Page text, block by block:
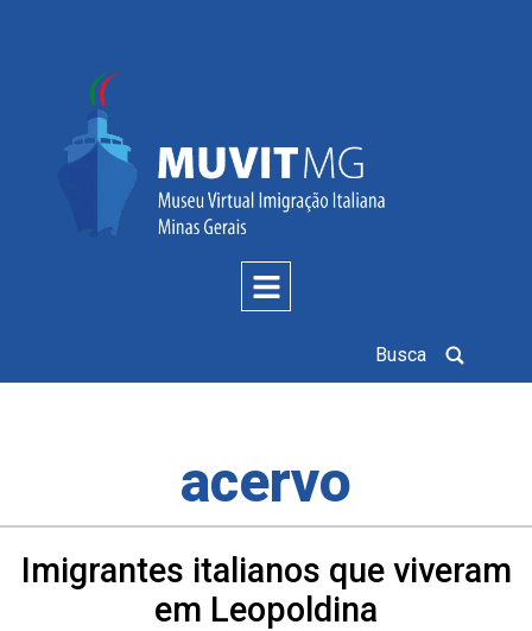
Busca
acervo
Imigrantes italianos que viveram
em Leopoldina